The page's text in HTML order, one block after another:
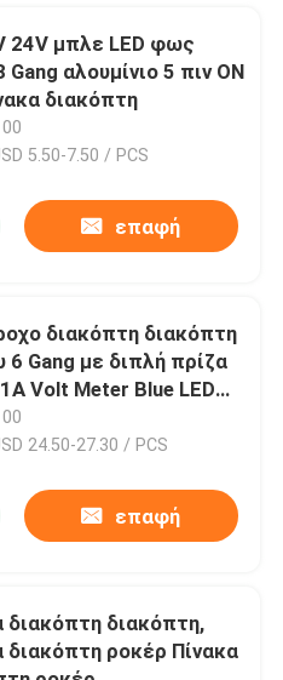
24V μπλε LED φως
αλουμίνιο 5 πιν ON
διακόπτη
5.50-7.50 / PCS
επαφή
διακόπτη διακόπτη
6 Gang με διπλή πρίζα
Volt Meter Blue LED
24.50-27.30 / PCS
επαφή
διακόπτη διακόπτη,
διακόπτη ροκέρ Πίνακα